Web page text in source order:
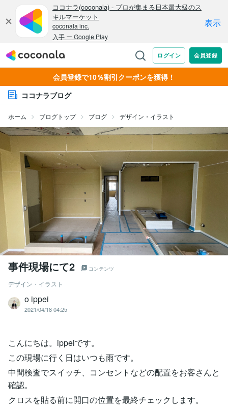
会員登録で10％割引クーポンを獲得！
ココナラブログ
ホーム ブログトップ ブログ デザイン・イラスト
事件現場にて2 コンテンツ
デザイン・イラスト
o ippei
2021/04/18 04:25
こんにちは。ippeiです。
この現場に行く日はいつも雨です。
中間検査でスイッチ、コンセントなどの配置をお客さんと
確認。
クロスを貼る前に開口の位置を最終チェックします。